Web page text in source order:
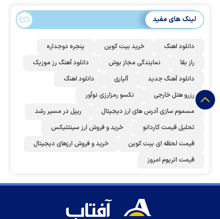
لینک های مفید
دانلود اهنگ خرید بیت کوین
پنجره دوجداره
راز بقا
نمایندگی مجاز بوش
دانلود آهنگ رز‌ موزیک
دانلود آهنگ جدید
آلپاری
دانلود اهنگ
رزرو هتل خارجی
نکسو رمزارزی نوآور
مسموم سازی آدرس های ارز دیجیتال
ریپل در مسیر رشد
تحلیل قیمت کاردانو
خرید و فروش ارز سینتتیکس
قیمت لحظه ای بیت کوین
خرید و فروش ارزهای دیجیتال
قیمت اتریوم امروز